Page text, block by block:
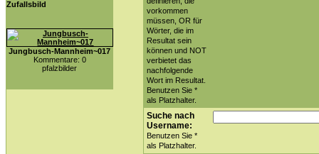
Zufallsbild
Jungbusch-Mannheim~017
Kommentare: 0
pfalzbilder
vorkommen
müssen, OR für
Wörter, die im
Resultat sein
können und NOT
verbietet das
nachfolgende
Wort im Resultat.
Benutzen Sie *
als Platzhalter.
Suche nach
Username:
Benutzen Sie *
als Platzhalter.